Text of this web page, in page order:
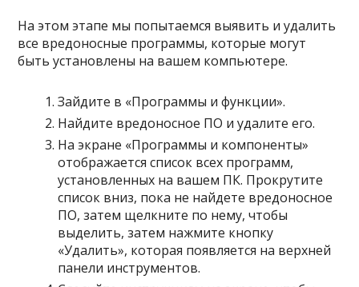
На этом этапе мы попытаемся выявить и удалить
все вредоносные программы, которые могут
быть установлены на вашем компьютере.
Зайдите в «Программы и функции».
Найдите вредоносное ПО и удалите его.
На экране «Программы и компоненты»
отображается список всех программ,
установленных на вашем ПК. Прокрутите
список вниз, пока не найдете вредоносное
ПО, затем щелкните по нему, чтобы
выделить, затем нажмите кнопку
«Удалить», которая появляется на верхней
панели инструментов.